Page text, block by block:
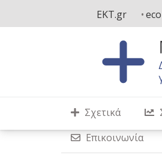
EKT.gr
Σχετικά
Επικοινωνία